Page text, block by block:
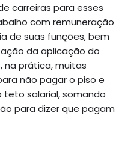
carreiras para esses
com remuneração
de suas funções, bem
da aplicação do
na prática, muitas
não pagar o piso e
salarial, somando
para dizer que pagam